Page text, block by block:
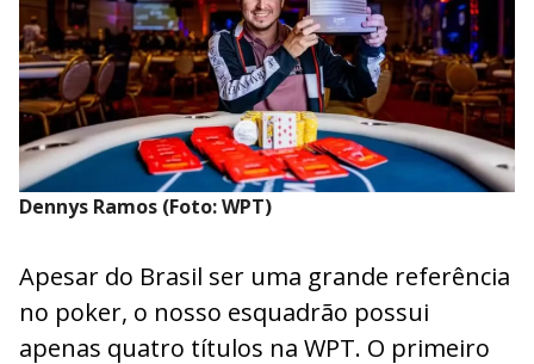
Dennys Ramos (Foto: WPT)
Apesar do Brasil ser uma grande referência
no poker, o nosso esquadrão possui
apenas quatro títulos na WPT. O primeiro